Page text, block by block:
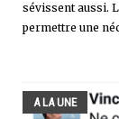
sévissent aussi.
permettre une
A LA UNE